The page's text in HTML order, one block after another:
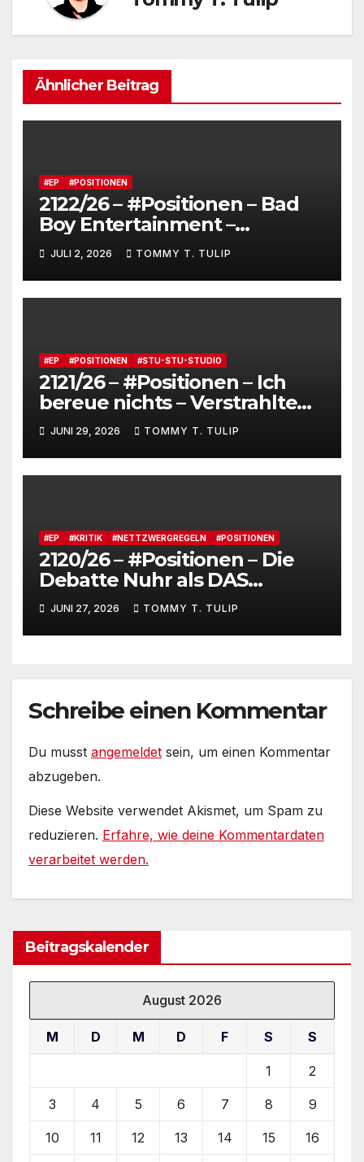
Ähnlicher Beitrag
#EP #POSITIONEN
2122/26 – #Positionen – Bad
Boy Entertainment –
Fensterstürze, ungeheurer
Reichtum,
dienstverpflichtete
Claqueure und soziale
JULI 2, 2026 TOMMY T. TULIP
#EP #POSITIONEN #STU-STU-STUDIO
2121/26 – #Positionen – Ich
bereue nichts – Verstrahlte
Menschen, verstrahlte
Kommentare, verstrahltes
Gesamterlebnis auf Social
media
JUNI 29, 2026 TOMMY T. TULIP
#EP #KRITIK #NETTZWERGREGELN #POSITIONEN
2120/26 – #Positionen – Die
Debatte Nuhr als DAS
Shitbürgerthema des
Internets – 36° Grad, es wird
noch heißer #Tageslied
JUNI 27, 2026 TOMMY T. TULIP
Schreibe einen Kommentar
Du musst angemeldet sein, um einen Kommentar
abzugeben.
Diese Website verwendet Akismet, um Spam zu
reduzieren. Erfahre, wie deine Kommentardaten
verarbeitet werden.
Beitragskalender
August 2026
M D M D F S S
1 2
3 4 5 6 7 8 9
10 11 12 13 14 15 16